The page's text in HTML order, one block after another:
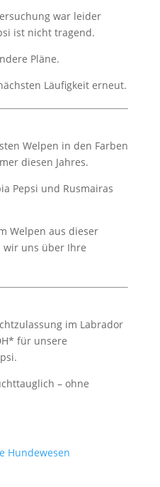
war leider
ist nicht tragend.
Pläne.
Läufigkeit erneut.
Welpen in den Farben
diesen Jahres.
Pepsi und Rusmairas
Welpen aus dieser
wir uns über Ihre
im Labrador
für unsere
– ohne
Hundewesen